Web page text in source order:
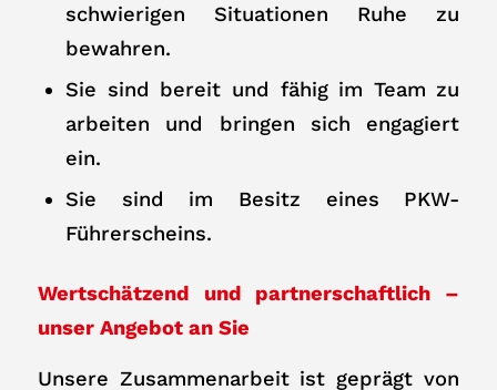
schwierigen Situationen Ruhe zu
bewahren.
Sie sind bereit und fähig im Team zu
arbeiten und bringen sich engagiert
ein.
Sie sind im Besitz eines PKW-
Führerscheins.
Wertschätzend und partnerschaftlich –
unser Angebot an Sie
Unsere Zusammenarbeit ist geprägt von